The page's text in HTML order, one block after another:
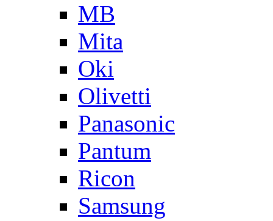
MB
Mita
Oki
Olivetti
Panasonic
Pantum
Ricon
Samsung